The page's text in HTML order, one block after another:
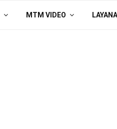
MTM VIDEO